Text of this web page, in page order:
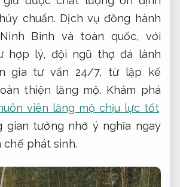
chuẩn. Dịch vụ đồng hành
Ninh Bình và toàn quốc, với
hợp lý, đội ngũ thợ đá lành
gia tư vấn 24/7, từ lập kế
thiện lăng mộ. Khám phá
viên lăng mộ chịu lực tốt
gian tưởng nhớ ý nghĩa ngay
chế phát sinh.